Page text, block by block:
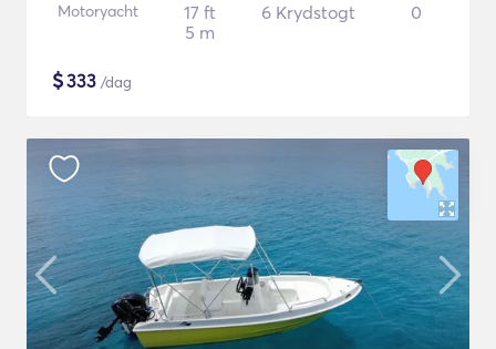
Motoryacht
17 ft
5 m
6 Krydstogt 0
$333 /dag